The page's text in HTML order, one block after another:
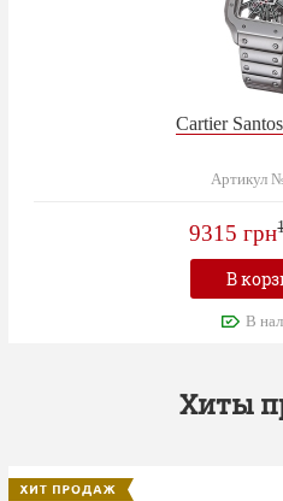
Cartier
Артикул
9315 грн
В
В
Хиты